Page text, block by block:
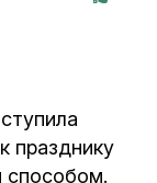
празднику
способом.